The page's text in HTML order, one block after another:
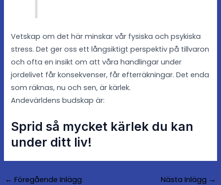
Vetskap om det här minskar vår fysiska och psykiska
stress. Det ger oss ett långsiktigt perspektiv på tillvaron
och ofta en insikt om att våra handlingar under
jordelivet får konsekvenser, får efterräkningar. Det enda
som räknas, nu och sen, är kärlek.
Andevärldens budskap är:
Sprid så mycket kärlek du kan
under ditt liv!
← Föregående Inlägg Nästa Inlägg →